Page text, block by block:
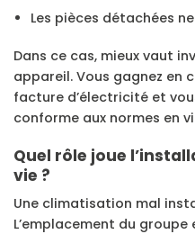
Les pièces détachées
Dans ce cas, mieux vaut
appareil. Vous gagnez en
facture d’électricité et
conforme aux normes en
Quel rôle joue
vie ?
Une climatisation mal
L’emplacement du